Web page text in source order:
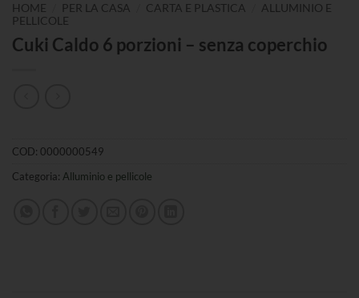
HOME PER LA CASA CARTA E PLASTICA
ALLUMINIO E
PELLICOLE
Cuki Caldo 6 porzioni – senza coperchio
COD: 0000000549
Categoria: Alluminio e pellicole